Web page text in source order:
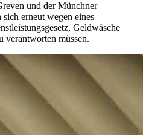
und der Münchner
erneut wegen eines
Geldwäsche
verantworten müssen.